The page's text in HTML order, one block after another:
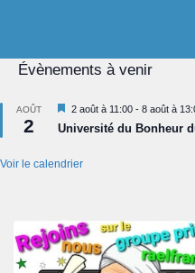
Évènements à venir
AOÛT
2
Mis
en
avant
2 août à 11:00 - 8 août à
Université du Bonheur
Voir le calendrier